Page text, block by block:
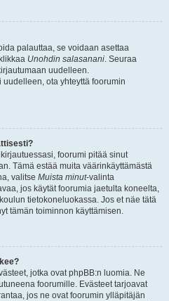
palauttaa, se voidaan asettaa
Unohdin salasanani. Seuraa
uudelleen.
ota yhteyttä foorumin
foorumi pitää sinut
Tämä estää muita väärinkäyttämästä
valitse Muista minut-valinta
jos käytät foorumia jaetulta koneelta,
tietokoneluokassa. Jos et näe tätä
tämän toiminnon käyttämisen.
jotka ovat phpBB:n luomia. Ne
foorumille. Evästeet tarjoavat
jos ne ovat foorumin ylläpitäjän